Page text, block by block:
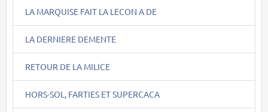
LA MARQUISE FAIT LA LECON A DE
LA DERNIERE DEMENTE
RETOUR DE LA MILICE
HORS-SOL, FARTIES ET SUPERCACA